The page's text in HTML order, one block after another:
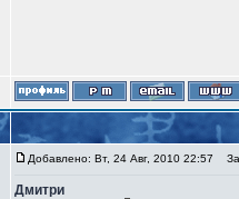
Добавлено: Вт, 24 Авг, 2010 22:57
Дмитри